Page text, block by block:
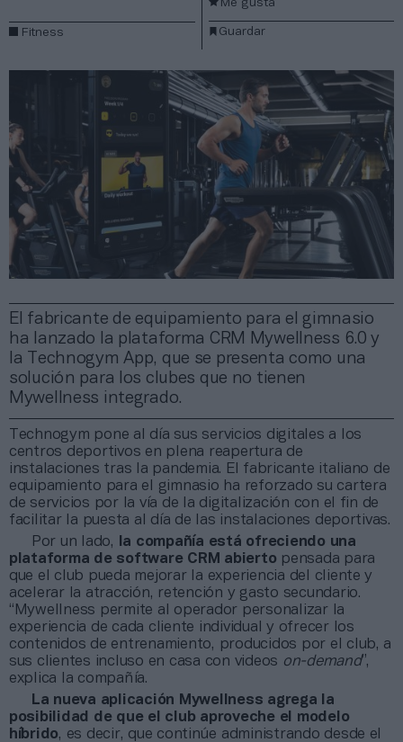
El fabricante de equipamiento para el gimnasio
ha lanzado la plataforma CRM Mywellness 6.0 y
la Technogym App, que se presenta como una
solución para los clubes que no tienen
Mywellness integrado.
Fitness Guardar
Me gusta
Technogym pone al día sus servicios digitales a los
centros deportivos en plena reapertura de
instalaciones tras la pandemia. El fabricante italiano de
equipamiento para el gimnasio ha reforzado su cartera
de servicios por la vía de la digitalización con el fin de
facilitar la puesta al día de las instalaciones deportivas.
Por un lado,
la compañía está ofreciendo una
plataforma de software CRM abierto pensada para
que el club pueda mejorar la experiencia del cliente y
acelerar la atracción, retención y gasto secundario.
“Mywellness permite al operador personalizar la
experiencia de cada cliente individual y ofrecer los
contenidos de entrenamiento, producidos por el club, a
sus clientes incluso en casa con videos on-demand”,
explica la compañía.
La nueva aplicación Mywellness agrega la
posibilidad de que el club aproveche el modelo
híbrido, es decir, que continúe administrando desde el